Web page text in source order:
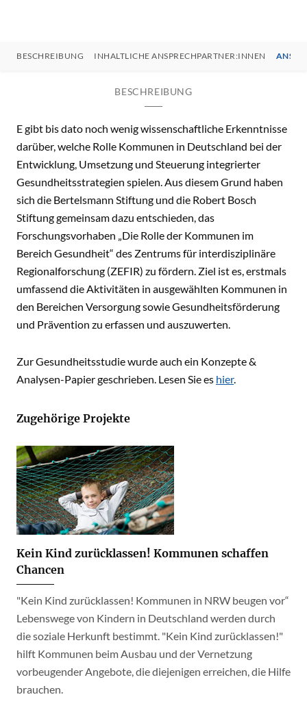
BESCHREIBUNG INHALTLICHE ANSPRECHPARTNER:INNEN
BESCHREIBUNG
E gibt bis dato noch wenig wissenschaftliche Erkenntnisse
darüber, welche Rolle Kommunen in Deutschland bei der
Entwicklung, Umsetzung und Steuerung integrierter
Gesundheitsstrategien spielen. Aus diesem Grund haben
sich die Bertelsmann Stiftung und die Robert Bosch
Stiftung gemeinsam dazu entschieden, das
Forschungsvorhaben „Die Rolle der Kommunen im
Bereich Gesundheit“ des Zentrums für interdisziplinäre
Regionalforschung (ZEFIR) zu fördern. Ziel ist es, erstmals
umfassend die Aktivitäten in ausgewählten Kommunen in
den Bereichen Versorgung sowie Gesundheitsförderung
und Prävention zu erfassen und auszuwerten.
Zur Gesundheitsstudie wurde auch ein Konzepte &
Analysen-Papier geschrieben. Lesen Sie es hier.
Zugehörige Projekte
Kein Kind zurücklassen! Kommunen schaffen
Chancen
"Kein Kind zurücklassen! Kommunen in NRW beugen vor“
Lebenswege von Kindern in Deutschland werden durch
die soziale Herkunft bestimmt. "Kein Kind zurücklassen!"
hilft Kommunen beim Ausbau und der Vernetzung
vorbeugender Angebote, die diejenigen erreichen, die Hilfe
brauchen.